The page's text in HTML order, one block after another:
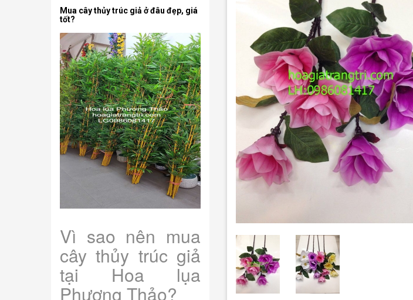
Mua cây thủy trúc giả ở đâu đẹp, giá
tốt?
Vì sao nên mua
cây thủy trúc giả
tại Hoa lụa
Phương Thảo?